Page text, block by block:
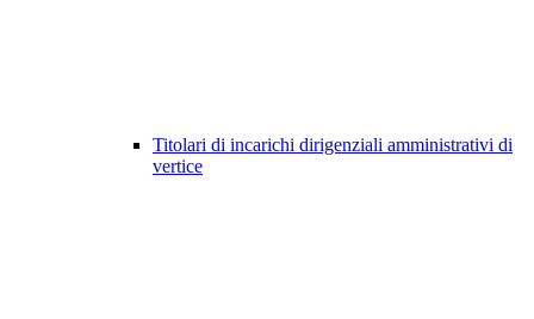
Titolari di incarichi dirigenziali amministrativi di
vertice